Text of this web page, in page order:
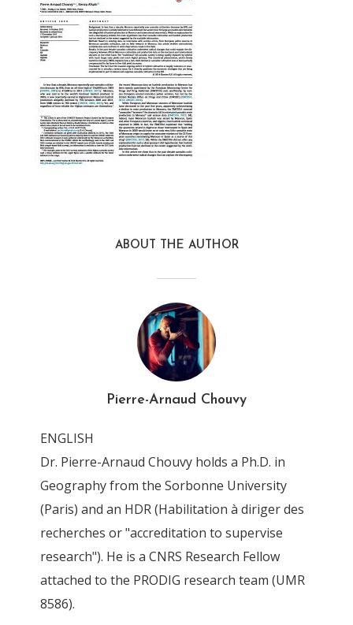
Chouvy_Afsahi_2014_IJDP_
Hashish_Revival_Morocco
Pierre-Arnaud Chouvy
ABOUT THE AUTHOR
Pierre-Arnaud Chouvy
ENGLISH
Dr. Pierre-Arnaud Chouvy holds a Ph.D. in
Geography from the Sorbonne University
(Paris) and an HDR (Habilitation à diriger des
recherches or "accreditation to supervise
research"). He is a CNRS Research Fellow
attached to the PRODIG research team (UMR
8586).